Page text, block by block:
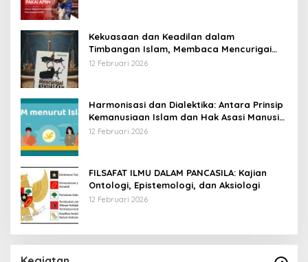
Kekuasaan dan Keadilan dalam
Timbangan Islam, Membaca Mencurigai
Kekuasaan Karya Fitron Nur Iksan
12 Februari 2026
Harmonisasi dan Dialektika: Antara Prinsip
Kemanusiaan Islam dan Hak Asasi Manusia
Universal
12 Februari 2026
FILSAFAT ILMU DALAM PANCASILA: Kajian
Ontologi, Epistemologi, dan Aksiologi
12 Februari 2026